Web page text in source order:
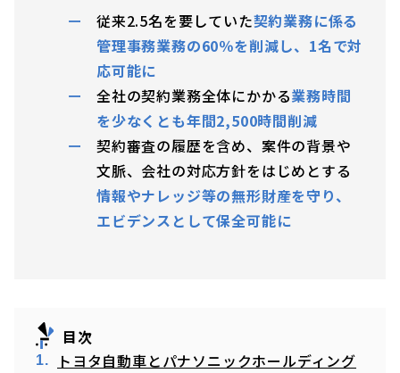
従来2.5名を要していた契約業務に係る
管理事務業務の60％を削減し、1名で対
応可能に
全社の契約業務全体にかかる業務時間
を少なくとも年間2,500時間削減
契約審査の履歴を含め、案件の背景や
文脈、会社の対応方針をはじめとする
情報やナレッジ等の無形財産を守り、
エビデンスとして保全可能に
目次
トヨタ自動車とパナソニックホールディング